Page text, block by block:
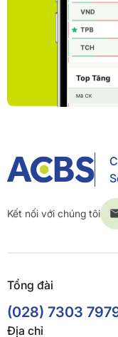
Kết nối với chúng tôi
Tổng đài
(028) 7303
Địa chỉ